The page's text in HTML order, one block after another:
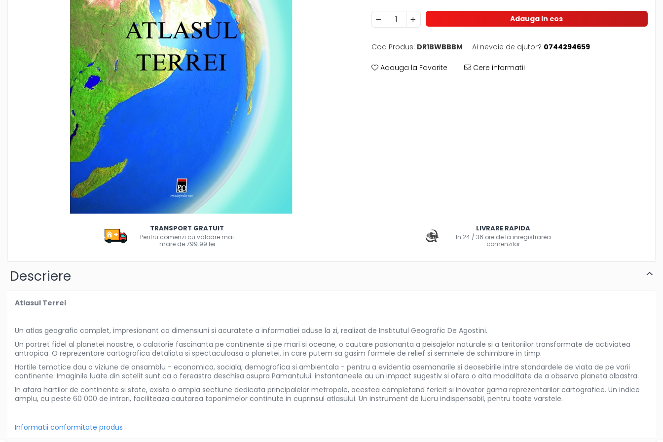
Creioane colorate si carioci
Harti de perete si globuri
Manuale si auxiliare scolare
Birotica & Papetarie
Jucarii, Copii & Bebe
Aparate aerosoli copii
Aspiratoare nazale si accesorii
Cadite bebe si accesorii baie
Creme si lotiuni de corp copii
Tampoane pentru San
Arme de jucarie
Bucatarii copii
Carucioare papusi si accesorii
Casute de papusi si mobilier
Cuburi si caramizi
Elicoptere, avioane si nave de
Figurine
Adauga in cos
Cod Produs: DR1BWBBBM Ai nevoie de ajutor? 0744294659
Adauga la Favorite Cere informatii
TRANSPORT GRATUIT
Pentru comenzi cu valoare mai
mare de 799.99 lei
LIVRARE RAPIDA
In 24 / 36 ore de la inregistrarea
comenzilor
Descriere
Atlasul Terrei
Un atlas geografic complet, impresionant ca dimensiuni si acuratete a informatiei aduse la zi, realizat de Institutul Geografic De Agostini.
Un portret fidel al planetei noastre, o calatorie fascinanta pe continente si pe mari si oceane, o cautare pasionanta a peisajelor naturale si a teritoriilor transformate de activiatea
antropica. O reprezentare cartografica detaliata si spectaculoasa a planetei, in care putem sa gasim formele de relief si semnele de schimbare in timp.
Hartile tematice dau o viziune de ansamblu - economica, sociala, demografica si ambientala - pentru a evidentia asemanarile si deosebirile intre standardele de viata de pe varii
continente. Imaginile luate din satelit sunt ca o fereastra deschisa asupra Pamantului: instantaneele au un impact sugestiv si ofera o alta modalitate de a observa planeta albastra.
In afara hartilor de continente si state, exista o ampla sectiune dedicata principalelor metropole, acestea completand fericit si inovator gama reprezentarilor cartografice. Un indice
amplu, cu peste 60 000 de intrari, faciliteaza cautarea toponimelor continute in cuprinsul atlasului. Un instrument de lucru indispensabil, pentru toate varstele.
Informatii conformitate produs